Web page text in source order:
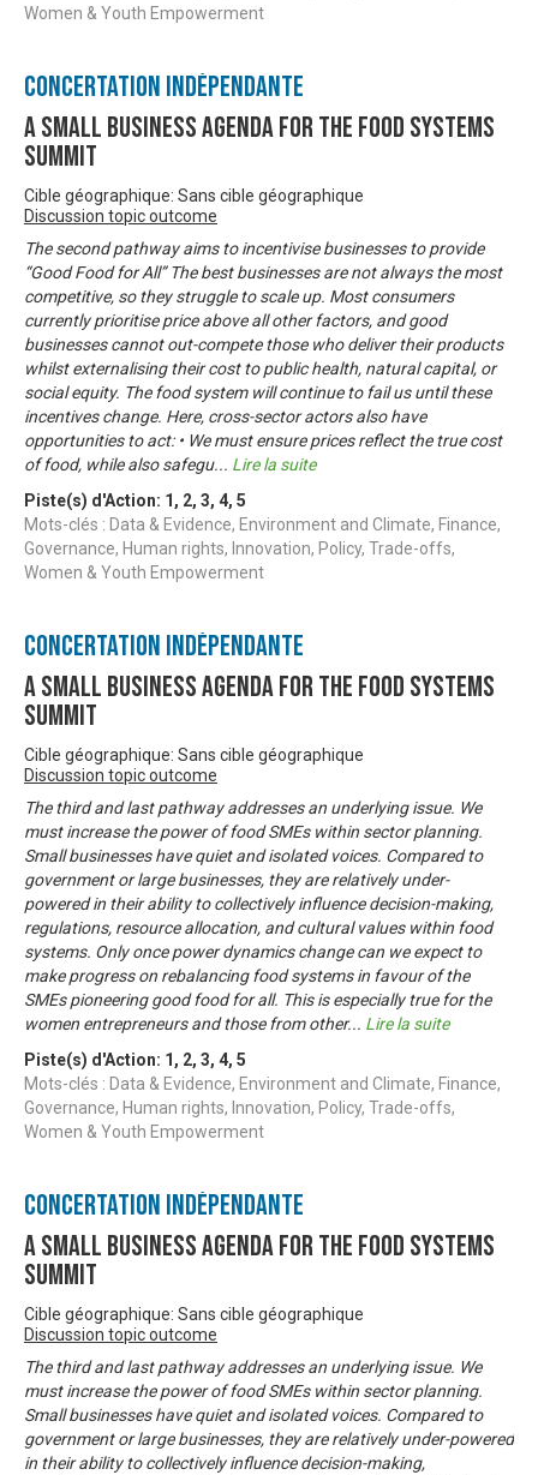
Women & Youth Empowerment
Concertation Indépendante
A Small Business Agenda for the Food Systems
Summit
Cible géographique: Sans cible géographique
Discussion topic outcome
The second pathway aims to incentivise businesses to provide
“Good Food for All” The best businesses are not always the most
competitive, so they struggle to scale up. Most consumers
currently prioritise price above all other factors, and good
businesses cannot out-compete those who deliver their products
whilst externalising their cost to public health, natural capital, or
social equity. The food system will continue to fail us until these
incentives change. Here, cross-sector actors also have
opportunities to act: • We must ensure prices reflect the true cost
of food, while also safegu... Lire la suite
Piste(s) d'Action: 1 , 2, 3, 4, 5
Mots-clés : Data & Evidence, Environment and Climate, Finance,
Governance, Human rights, Innovation, Policy, Trade-offs,
Women & Youth Empowerment
Concertation Indépendante
A Small Business Agenda for the Food Systems
Summit
Cible géographique: Sans cible géographique
Discussion topic outcome
The third and last pathway addresses an underlying issue. We
must increase the power of food SMEs within sector planning.
Small businesses have quiet and isolated voices. Compared to
government or large businesses, they are relatively under-
powered in their ability to collectively influence decision-making,
regulations, resource allocation, and cultural values within food
systems. Only once power dynamics change can we expect to
make progress on rebalancing food systems in favour of the
SMEs pioneering good food for all. This is especially true for the
women entrepreneurs and those from other... Lire la suite
Piste(s) d'Action: 1 , 2, 3, 4, 5
Mots-clés : Data & Evidence, Environment and Climate, Finance,
Governance, Human rights, Innovation, Policy, Trade-offs,
Women & Youth Empowerment
Concertation Indépendante
A Small Business Agenda for the Food Systems
Summit
Cible géographique: Sans cible géographique
Discussion topic outcome
The third and last pathway addresses an underlying issue. We
must increase the power of food SMEs within sector planning.
Small businesses have quiet and isolated voices. Compared to
government or large businesses, they are relatively under-powered
in their ability to collectively influence decision-making,